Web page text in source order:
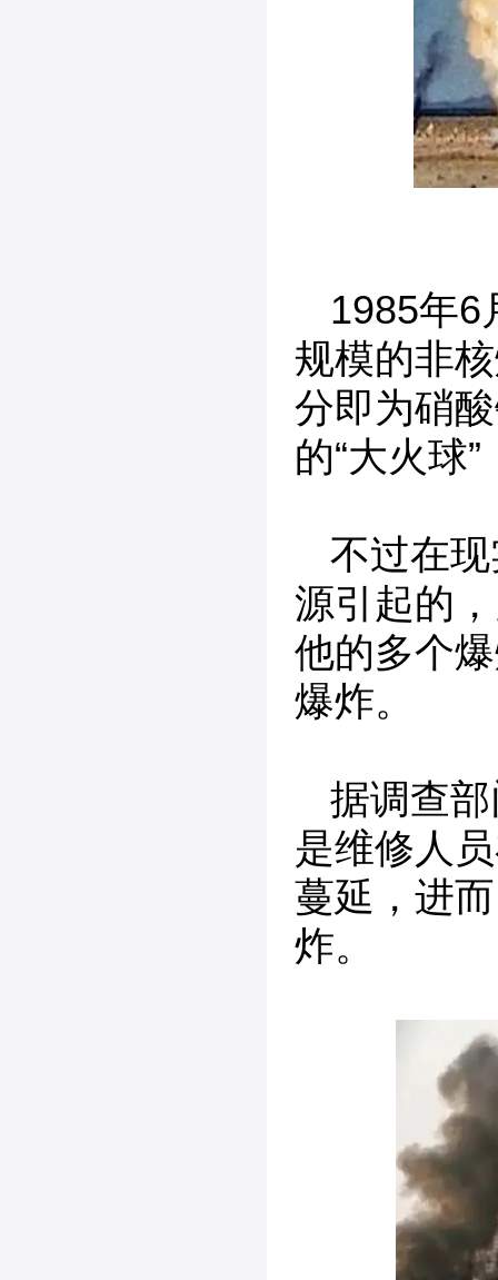
1985年6
规模的非
分即为硝
的“大火球
不过在
源引起的
他的多个
爆炸。
据调查
是维修人
蔓延，进
炸。